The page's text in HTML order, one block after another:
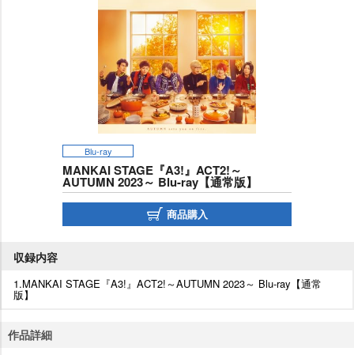
Blu-ray
MANKAI STAGE『A3!』ACT2!～
AUTUMN 2023～ Blu-ray【通常版】
商品購入
収録内容
1.MANKAI STAGE『A3!』ACT2!～AUTUMN 2023～ Blu-ray【通常
版】
作品詳細